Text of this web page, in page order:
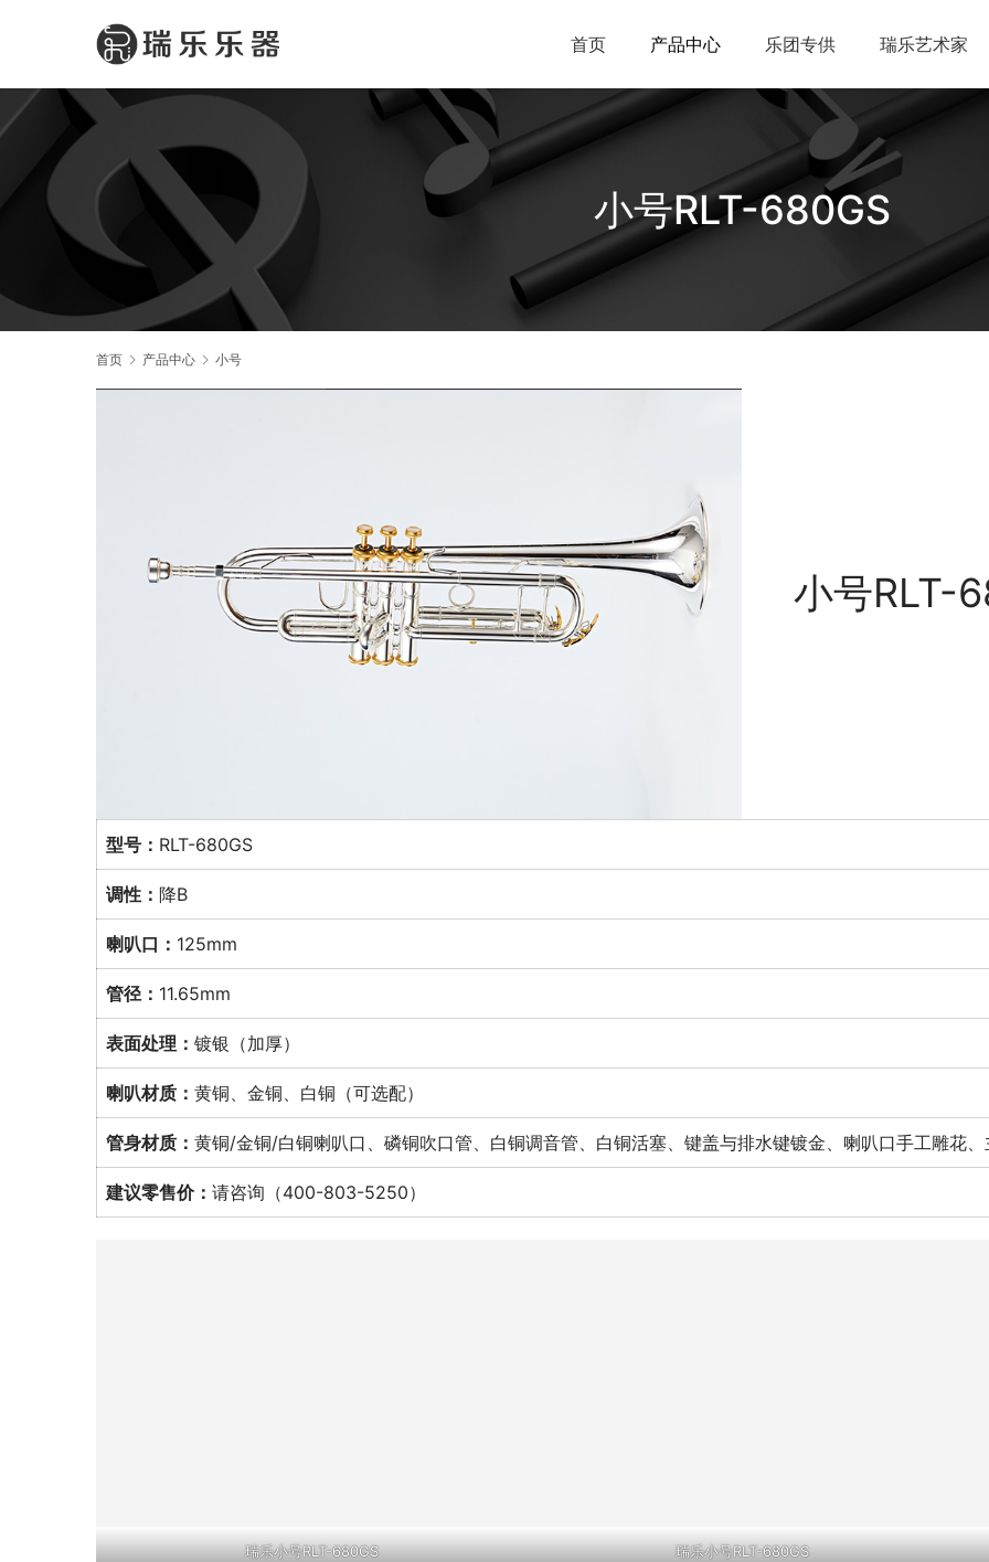
首页 产品中心 乐团专供 瑞乐艺术家
小号RLT-680GS
首页 产品中心 小号
小号RLT-
型号： RLT-680GS
调性： 降B
喇叭口： 125mm
管径： 11.65mm
表面处理： 镀银（加厚）
喇叭材质： 黄铜、金铜、白铜（可选配）
管身材质： 黄铜/金铜/白铜喇叭口、磷铜吹口管、白铜调音管、白铜活塞、键盖与排水键镀金、喇叭口手工雕花
建议零售价： 请咨询（400-803-5250）
瑞乐小号RLT-680GS 瑞乐小号RLT-680GS